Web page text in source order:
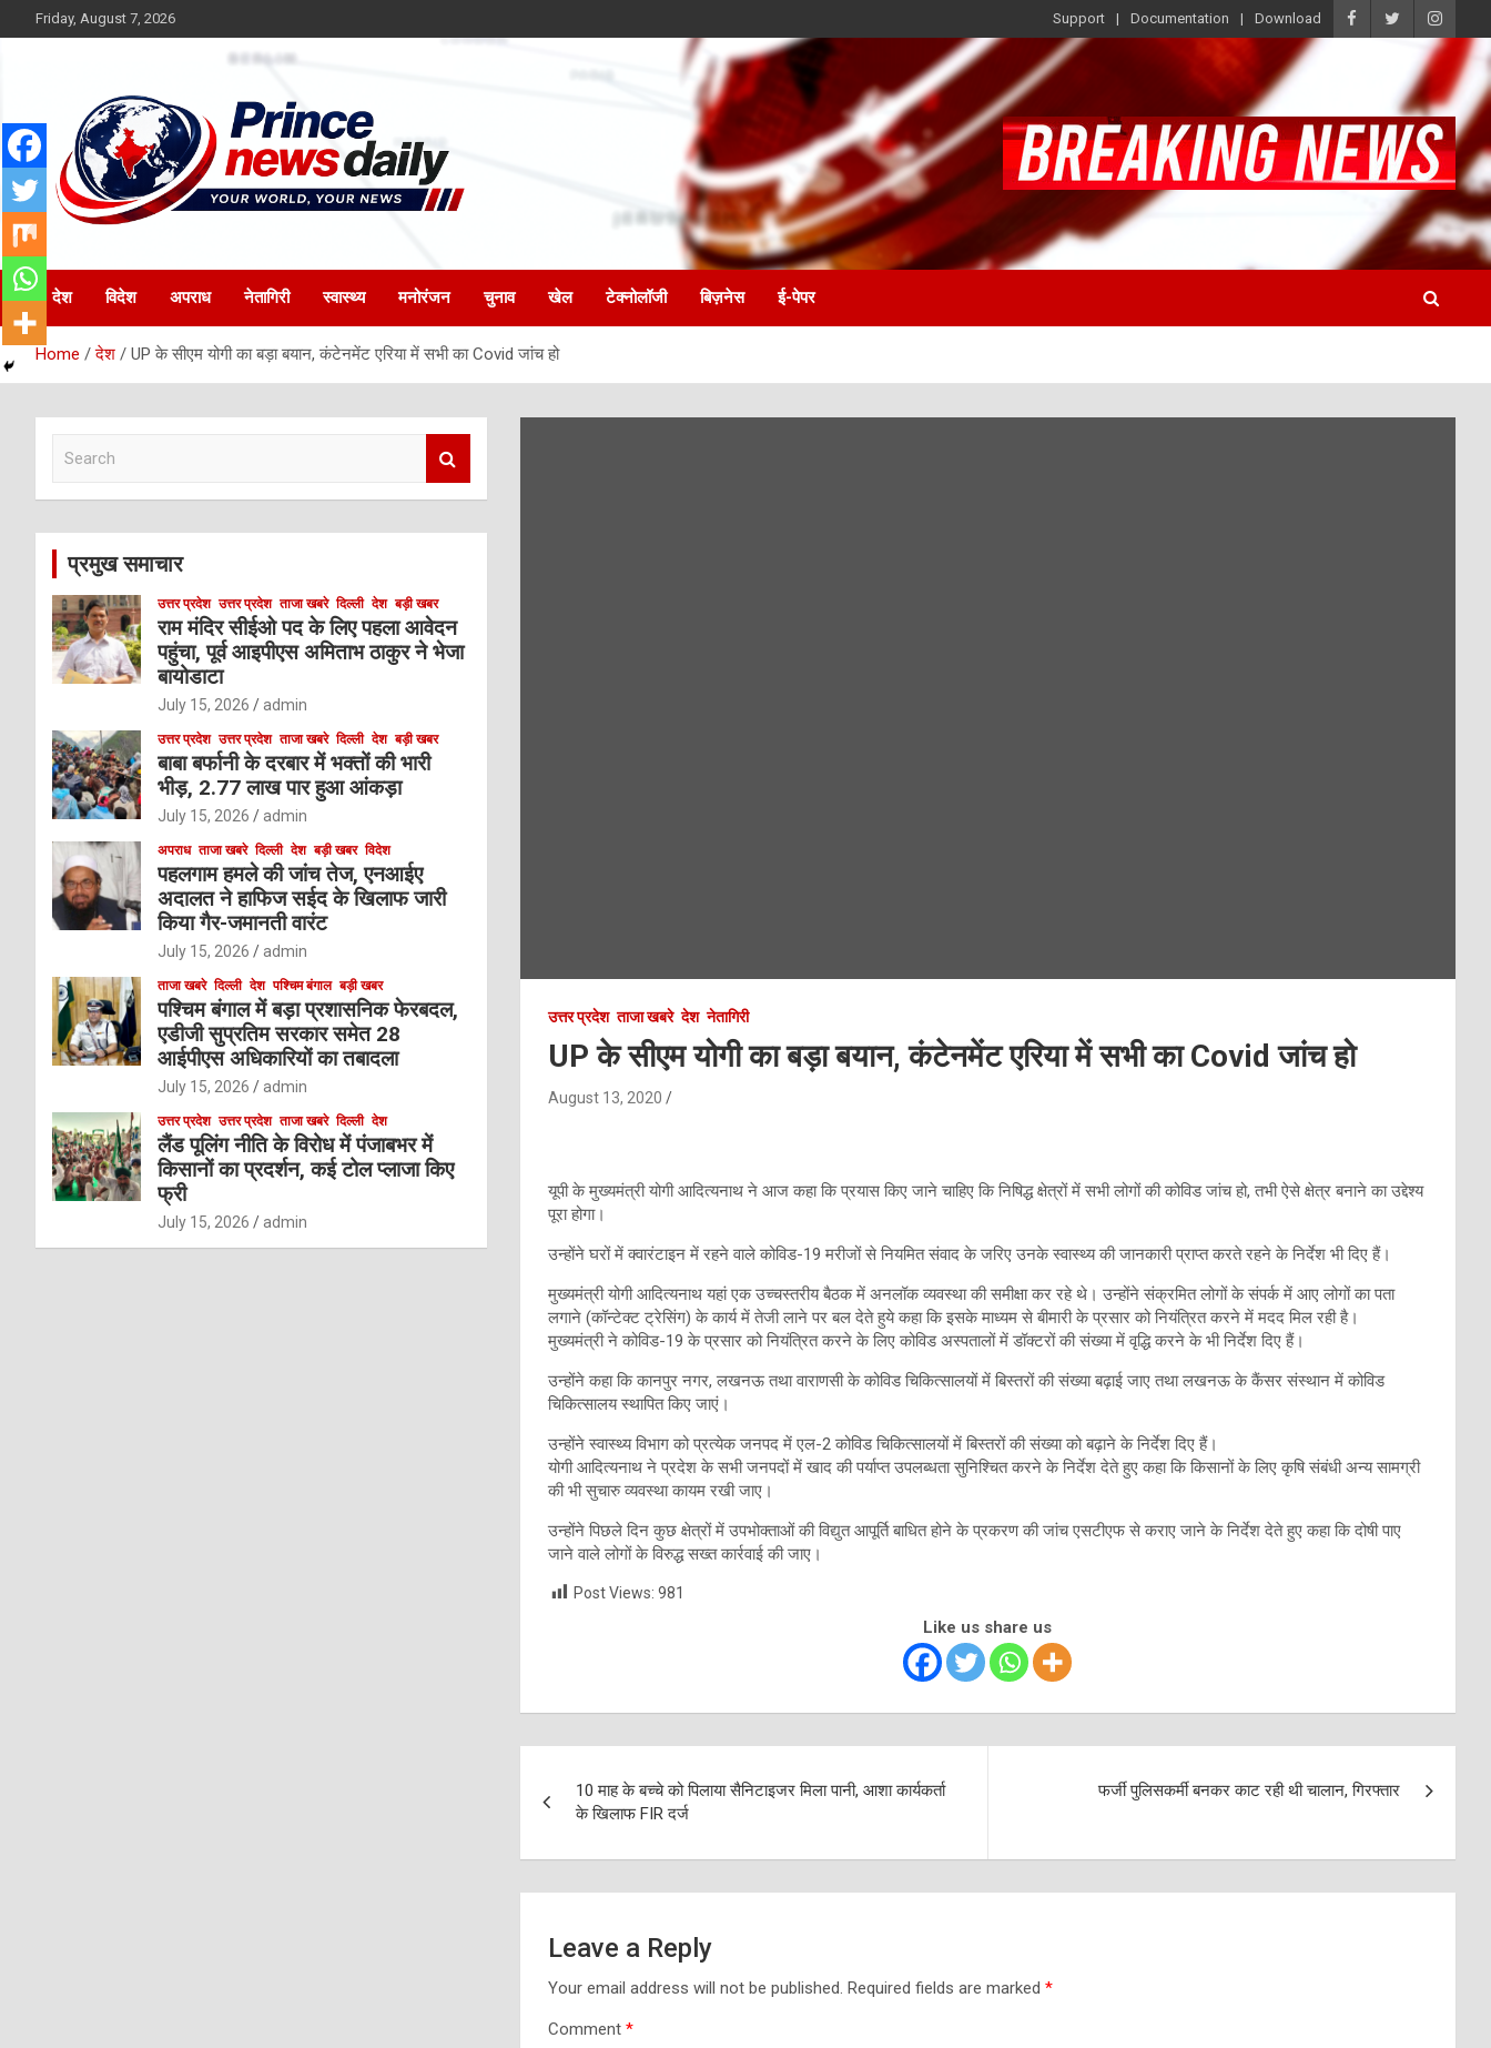
to
Friday, August 7, 2026 Support Documentation Download
Princenews Daily
देश विदेश अपराध नेतागिरी स्वास्थ्य मनोरंजन चुनाव खेल टेक्नोलॉजी बिज़नेस ई-पेपर
Home देश UP के सीएम योगी का बड़ा बयान, कंटेनमेंट एरिया में सभी का Covid जांच हो
उत्तर प्रदेश ताजा खबरे देश नेतागिरी
UP के सीएम योगी का बड़ा बयान, कंटेनमेंट एरिया में सभी का Covid जांच हो
August 13, 2020
यूपी के मुख्यमंत्री योगी आदित्यनाथ ने आज कहा कि प्रयास किए जाने चाहिए कि निषिद्ध क्षेत्रों में सभी लोगों की कोविड जांच हो, तभी ऐसे क्षेत्र बनाने का उद्देश्य
पूरा होगा।
उन्होंने घरों में क्वारंटाइन में रहने वाले कोविड-19 मरीजों से नियमित संवाद के जरिए उनके स्वास्थ्य की जानकारी प्राप्त करते रहने के निर्देश भी दिए हैं।
मुख्यमंत्री योगी आदित्यनाथ यहां एक उच्चस्तरीय बैठक में अनलॉक व्यवस्था की समीक्षा कर रहे थे। उन्होंने संक्रमित लोगों के संपर्क में आए लोगों का पता
लगाने (कॉन्टेक्ट ट्रेसिंग) के कार्य में तेजी लाने पर बल देते हुये कहा कि इसके माध्यम से बीमारी के प्रसार को नियंत्रित करने में मदद मिल रही है।
मुख्यमंत्री ने कोविड-19 के प्रसार को नियंत्रित करने के लिए कोविड अस्पतालों में डॉक्टरों की संख्या में वृद्धि करने के भी निर्देश दिए हैं।
उन्होंने कहा कि कानपुर नगर, लखनऊ तथा वाराणसी के कोविड चिकित्सालयों में बिस्तरों की संख्या बढ़ाई जाए तथा लखनऊ के कैंसर संस्थान में कोविड
चिकित्सालय स्थापित किए जाएं।
उन्होंने स्वास्थ्य विभाग को प्रत्येक जनपद में एल-2 कोविड चिकित्सालयों में बिस्तरों की संख्या को बढ़ाने के निर्देश दिए हैं।
योगी आदित्यनाथ ने प्रदेश के सभी जनपदों में खाद की पर्याप्त उपलब्धता सुनिश्चित करने के निर्देश देते हुए कहा कि किसानों के लिए कृषि संबंधी अन्य सामग्री
की भी सुचारु व्यवस्था कायम रखी जाए।
उन्होंने पिछले दिन कुछ क्षेत्रों में उपभोक्ताओं की विद्युत आपूर्ति बाधित होने के प्रकरण की जांच एसटीएफ से कराए जाने के निर्देश देते हुए कहा कि दोषी पाए
जाने वाले लोगों के विरुद्ध सख्त कार्रवाई की जाए।
Post Views: 981
Like us share us
navigation
10 माह के बच्चे को पिलाया सैनिटाइजर मिला पानी, आशा कार्यकर्ता
के खिलाफ FIR दर्ज
फर्जी पुलिसकर्मी बनकर काट रही थी चालान, गिरफ्तार
Leave a Reply
Your email address will not be published. Required fields are marked *
Comment *
c
प्रमुख समाचार
उत्तर प्रदेश उत्तर प्रदेश ताजा खबरे दिल्ली देश बड़ी खबर
राम मंदिर सीईओ पद के लिए पहला आवेदन
पहुंचा, पूर्व आइपीएस अमिताभ ठाकुर ने भेजा
बायोडाटा
July 15, 2026 admin
उत्तर प्रदेश उत्तर प्रदेश ताजा खबरे दिल्ली देश बड़ी खबर
बाबा बर्फानी के दरबार में भक्तों की भारी
भीड़, 2.77 लाख पार हुआ आंकड़ा
July 15, 2026 admin
अपराध ताजा खबरे दिल्ली देश बड़ी खबर विदेश
पहलगाम हमले की जांच तेज, एनआईए
अदालत ने हाफिज सईद के खिलाफ जारी
किया गैर-जमानती वारंट
July 15, 2026 admin
ताजा खबरे दिल्ली देश पश्चिम बंगाल बड़ी खबर
पश्चिम बंगाल में बड़ा प्रशासनिक फेरबदल,
एडीजी सुप्रतिम सरकार समेत 28
आईपीएस अधिकारियों का तबादला
July 15, 2026 admin
उत्तर प्रदेश उत्तर प्रदेश ताजा खबरे दिल्ली देश
लैंड पूलिंग नीति के विरोध में पंजाबभर में
किसानों का प्रदर्शन, कई टोल प्लाजा किए
फ्री
July 15, 2026 admin